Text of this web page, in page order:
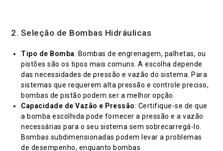
2. Seleção de Bombas Hidráulicas
Tipo de Bomba: Bombas de engrenagem, palhetas, ou
pistões são os tipos mais comuns. A escolha depende
das necessidades de pressão e vazão do sistema. Para
sistemas que requerem alta pressão e controle preciso,
bombas de pistão podem ser a melhor opção.
Capacidade de Vazão e Pressão: Certifique-se de que
a bomba escolhida pode fornecer a pressão e a vazão
necessárias para o seu sistema sem sobrecarregá-lo.
Bombas subdimensionadas podem levar a problemas
de desempenho, enquanto bombas